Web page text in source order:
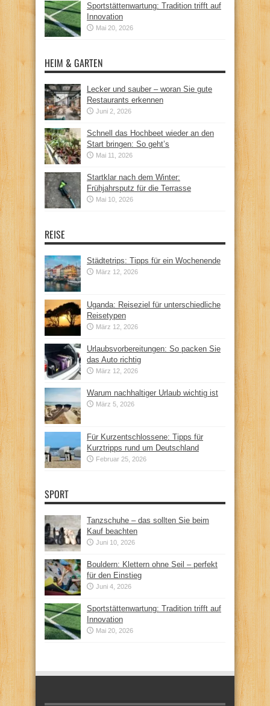
Sportstättenwartung: Tradition trifft auf
Innovation
Mai 20, 2026
HEIM & GARTEN
Lecker und sauber – woran Sie gute
Restaurants erkennen
Juni 2, 2026
Schnell das Hochbeet wieder an den
Start bringen: So geht’s
Mai 11, 2026
Startklar nach dem Winter:
Frühjahrsputz für die Terrasse
Mai 10, 2026
REISE
Städtetrips: Tipps für ein Wochenende
März 12, 2026
Uganda: Reiseziel für unterschiedliche
Reisetypen
März 12, 2026
Urlaubsvorbereitungen: So packen Sie
das Auto richtig
März 12, 2026
Warum nachhaltiger Urlaub wichtig ist
März 5, 2026
Für Kurzentschlossene: Tipps für
Kurztripps rund um Deutschland
Februar 25, 2026
SPORT
Tanzschuhe – das sollten Sie beim
Kauf beachten
Juni 10, 2026
Bouldern: Klettern ohne Seil – perfekt
für den Einstieg
Juni 4, 2026
Sportstättenwartung: Tradition trifft auf
Innovation
Mai 20, 2026